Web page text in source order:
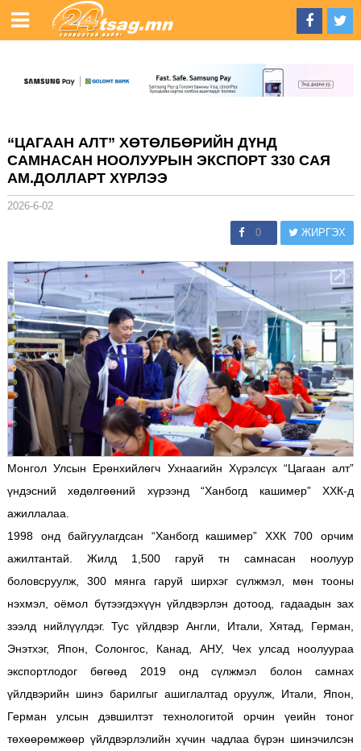
“ЦАГААН АЛТ” ХӨТӨЛБӨРИЙН ДҮНД
САМНАСАН НООЛУУРЫН ЭКСПОРТ 330 САЯ
АМ.ДОЛЛАРТ ХҮРЛЭЭ
2026-6-02
0 ЖИРГЭХ
Монгол Улсын Ерөнхийлөгч Ухнаагийн Хүрэлсүх “Цагаан алт”
үндэсний хөдөлгөөний хүрээнд “Ханбогд кашимер” ХХК-д
ажиллалаа.
1998 онд байгуулагдсан “Ханбогд кашимер” ХХК 700 орчим
ажилтантай. Жилд 1,500 гаруй тн самнасан ноолуур
боловсруулж, 300 мянга гаруй ширхэг сүлжмэл, мөн тооны
нэхмэл, оёмол бүтээгдэхүүн үйлдвэрлэн дотоод, гадаадын зах
зээлд нийлүүлдэг. Тус үйлдвэр Англи, Итали, Хятад, Герман,
Энэтхэг, Япон, Солонгос, Канад, АНУ, Чех улсад ноолуураа
экспортлодог бөгөөд 2019 онд сүлжмэл болон самнах
үйлдвэрийн шинэ барилгыг ашиглалтад оруулж, Итали, Япон,
Герман улсын дэвшилтэт технологитой орчин үеийн тоног
төхөөрөмжөөр үйлдвэрлэлийн хүчин чадлаа бүрэн шинэчилсэн